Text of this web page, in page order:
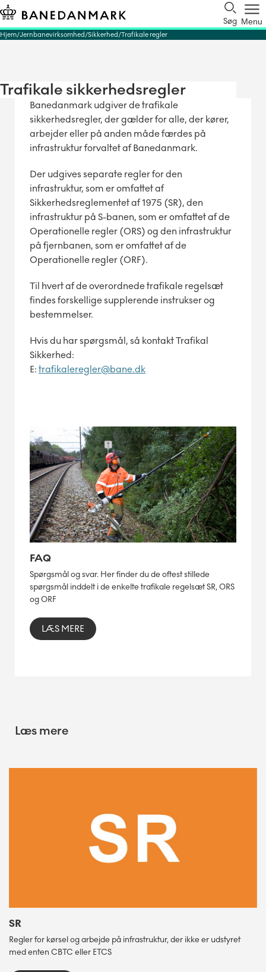
Søg Menu
Hjem Jernbanevirksomhed Sikkerhed Trafikale regler
Trafikale sikkerhedsregler
Banedanmark udgiver de trafikale
sikkerhedsregler, der gælder for alle, der kører,
arbejder eller på anden måde færdes på
infrastruktur forvaltet af Banedanmark.
Der udgives separate regler for den
infrastruktur, som er omfattet af
Sikkerhedsreglementet af 1975 (SR), den
infrastruktur på S-banen, som er omfattet af de
Operationelle regler (ORS) og den infrastruktur
på fjernbanen, som er omfattet af de
Operationelle regler (ORF).
Til hvert af de overordnede trafikale regelsæt
findes forskellige supplerende instrukser og
bestemmelser.
Hvis du har spørgsmål, så kontakt Trafikal
Sikkerhed:
E: trafikaleregler@bane.dk
FAQ
Spørgsmål og svar. Her finder du de oftest stillede
spørgsmål inddelt i de enkelte trafikale regelsæt SR, ORS
og ORF
LÆS MERE
Læs mere
SR
Regler for kørsel og arbejde på infrastruktur, der ikke er udstyret
med enten CBTC eller ETCS